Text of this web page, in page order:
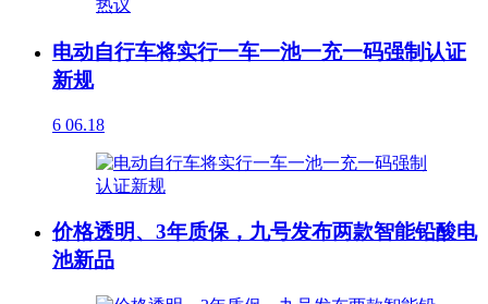
电动自行车将实行一车一池一充一码强制认证
新规
6 06.18
价格透明、3年质保，九号发布两款智能铅酸电
池新品